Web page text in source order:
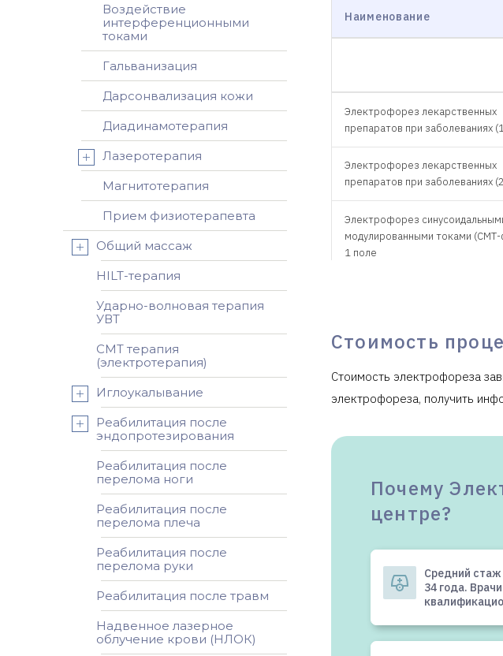
Воздействие
интерференционными
токами
Гальванизация
Дарсонвализация кожи
Диадинамотерапия
Лазеротерапия
Магнитотерапия
Прием физиотерапевта
Общий массаж
HILT-терапия
Ударно-волновая терапия
УВТ
СМТ терапия
(электротерапия)
Иглоукалывание
Реабилитация после
эндопротезирования
Реабилитация после
перелома ноги
Реабилитация после
перелома плеча
Реабилитация после
перелома руки
Реабилитация после травм
Надвенное лазерное
облучение крови (НЛОК)
Наименование
Электрофорез лекарственных
препаратов при заболеваниях
Электрофорез лекарственных
препаратов при заболеваниях
Электрофорез
модулированными токами
1 поле
модулированными токами
3 поля и более
Стоимость
Стоимость электрофореза
электрофореза, получить
Почему
центре?
Средний
34 года.